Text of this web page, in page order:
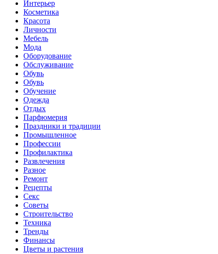
Интерьер
Косметика
Красота
Личности
Мебель
Мода
Оборудование
Обслуживание
Обувь
Обувь
Обучение
Одежда
Отдых
Парфюмерия
Праздники и традиции
Промышленное
Профессии
Профилактика
Развлечения
Разное
Ремонт
Рецепты
Секс
Советы
Строительство
Техника
Тренды
Финансы
Цветы и растения